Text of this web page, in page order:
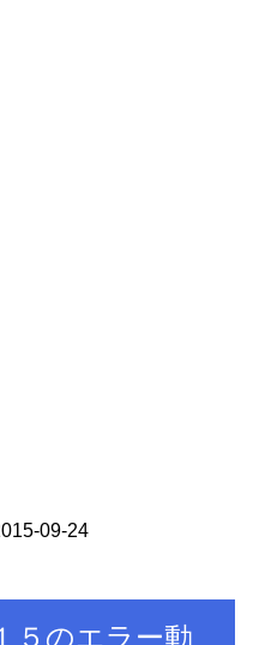
09-24
５のエラー動